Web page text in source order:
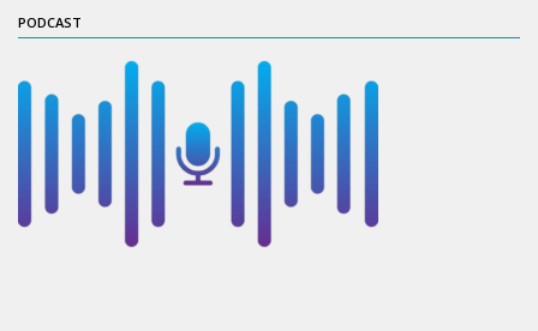
Aluno Especial
ProgramaUSP 60+
Pós-Graduação
Ingresso – Processo Seletivo
Formulários – Requerimentos
PODCAST